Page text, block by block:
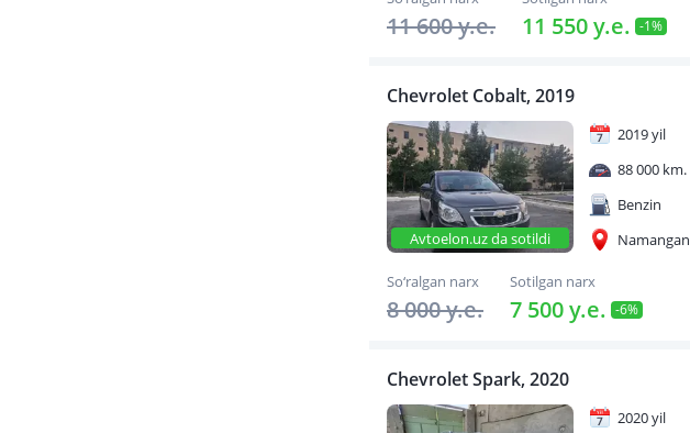
11 600 y.e. 11 550 y.e. -1%
Chevrolet Cobalt, 2019
Avtoelon.uz da sotildi
2019 yil
88 000 km.
Benzin
Namangan
So‘ralgan narx
8 000 y.e.
Sotilgan narx
7 500 y.e. -6%
Chevrolet Spark, 2020
2020 yil